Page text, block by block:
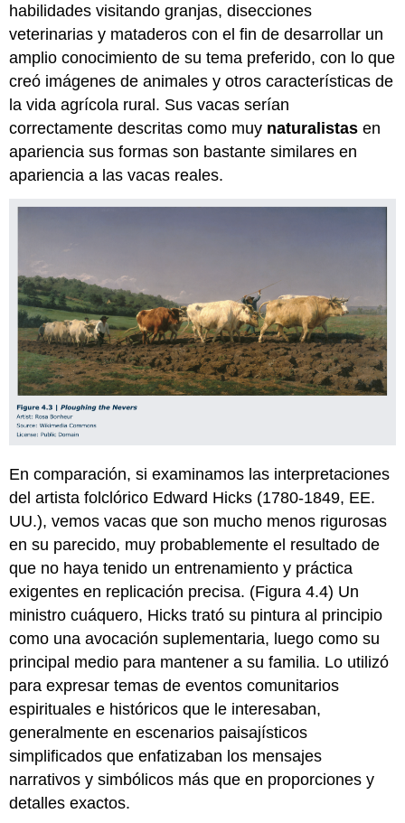
habilidades visitando granjas, disecciones
veterinarias y mataderos con el fin de desarrollar un
amplio conocimiento de su tema preferido, con lo que
creó imágenes de animales y otros características de
la vida agrícola rural. Sus vacas serían
correctamente descritas como muy naturalistas en
apariencia sus formas son bastante similares en
apariencia a las vacas reales.
En comparación, si examinamos las interpretaciones
del artista folclórico Edward Hicks (1780-1849, EE.
UU.), vemos vacas que son mucho menos rigurosas
en su parecido, muy probablemente el resultado de
que no haya tenido un entrenamiento y práctica
exigentes en replicación precisa. (Figura 4.4) Un
ministro cuáquero, Hicks trató su pintura al principio
como una avocación suplementaria, luego como su
principal medio para mantener a su familia. Lo utilizó
para expresar temas de eventos comunitarios
espirituales e históricos que le interesaban,
generalmente en escenarios paisajísticos
simplificados que enfatizaban los mensajes
narrativos y simbólicos más que en proporciones y
detalles exactos.